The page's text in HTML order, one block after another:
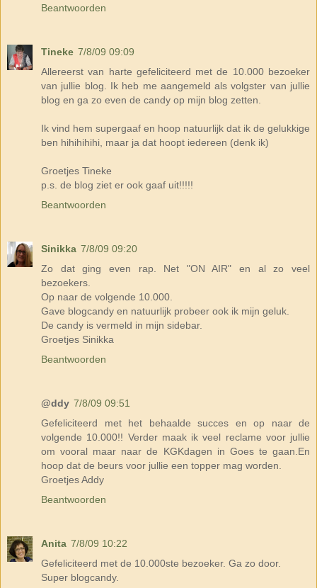
Beantwoorden
Tineke 7/8/09 09:09
Allereerst van harte gefeliciteerd met de 10.000 bezoeker
van jullie blog. Ik heb me aangemeld als volgster van jullie
blog en ga zo even de candy op mijn blog zetten.
Ik vind hem supergaaf en hoop natuurlijk dat ik de gelukkige
ben hihihihihi, maar ja dat hoopt iedereen (denk ik)
Groetjes Tineke
p.s. de blog ziet er ook gaaf uit!!!!!
Beantwoorden
Sinikka 7/8/09 09:20
Zo dat ging even rap. Net "ON AIR" en al zo veel
bezoekers.
Op naar de volgende 10.000.
Gave blogcandy en natuurlijk probeer ook ik mijn geluk.
De candy is vermeld in mijn sidebar.
Groetjes Sinikka
Beantwoorden
@ddy 7/8/09 09:51
Gefeliciteerd met het behaalde succes en op naar de
volgende 10.000!! Verder maak ik veel reclame voor jullie
om vooral maar naar de KGKdagen in Goes te gaan.En
hoop dat de beurs voor jullie een topper mag worden.
Groetjes Addy
Beantwoorden
Anita 7/8/09 10:22
Gefeliciteerd met de 10.000ste bezoeker. Ga zo door.
Super blogcandy.